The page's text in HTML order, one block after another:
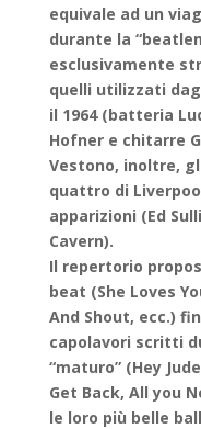
equivale ad un
durante la
esclusivamente
quelli utilizzati
il 1964 (batteria
Hofner e chitarre
Vestono, inoltre,
quattro di
apparizioni (Ed
Cavern).
Il repertorio
beat (She Loves
And Shout, ecc.)
capolavori scritti
“maturo” (Hey
Get Back, All you
le loro più belle